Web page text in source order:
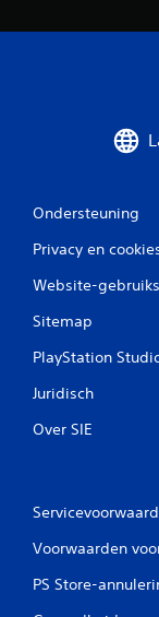
Ondersteuning
Privacy en
Website-
Sitemap
PlayStation
Juridisch
Over SIE
Voorwaarden
PS Store-